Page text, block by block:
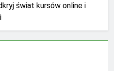
świat kursów online i